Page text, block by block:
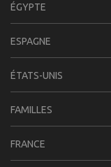
ÉGYPTE
ESPAGNE
ÉTATS-UNIS
FAMILLES
FRANCE